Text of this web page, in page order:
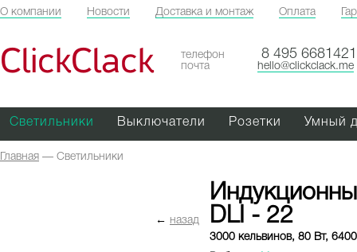
О компании Новости Доставка и монтаж Оплата
ClickClack телефон 8 495 6681421
почта hello@clickclack.me
Светильники Выключатели Розетки Умный
Главная — Светильники
← назад
DLI - 22
3000 кельвинов, 80 Вт,